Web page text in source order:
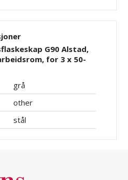
G90 Alstad,
for 3 x 50-
grå
other
stål